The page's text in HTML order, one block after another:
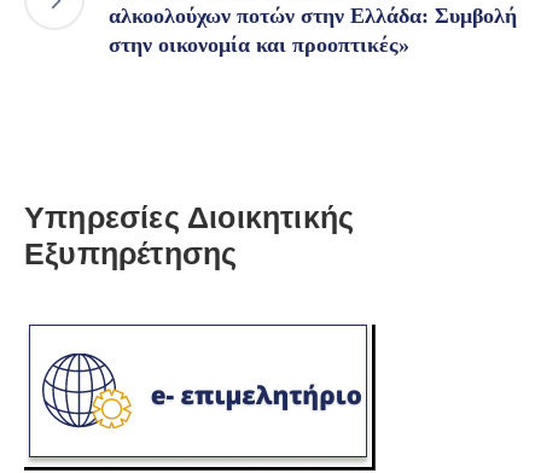
αλκοολούχων ποτών στην Ελλάδα: Συμβολή
στην οικονομία και προοπτικές»
Υπηρεσίες Διοικητικής
Εξυπηρέτησης